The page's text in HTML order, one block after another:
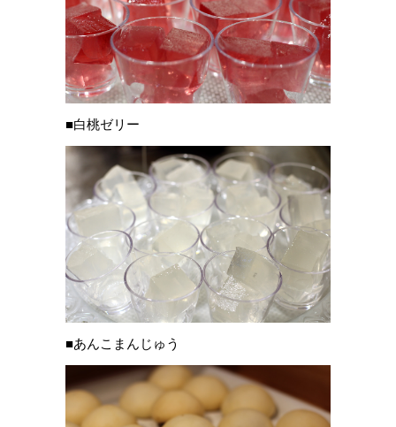
■白桃ゼリー
■あんこまんじゅう